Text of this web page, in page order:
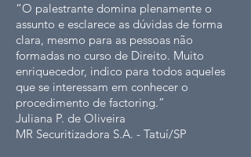
“O palestrante domina plenamente o
assunto e esclarece as dúvidas de forma
clara, mesmo para as pessoas não
formadas no curso de Direito. Muito
enriquecedor, indico para todos aqueles
que se interessam em conhecer o
procedimento de factoring.”
Juliana P. de Oliveira
MR Securitizadora S.A. - Tatuí/SP